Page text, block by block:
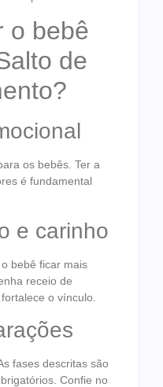
o bebê
de
os bebês. Ter a
é fundamental
e carinho
bebê ficar mais
receio de
o vínculo.
fases descritas são
Confie no